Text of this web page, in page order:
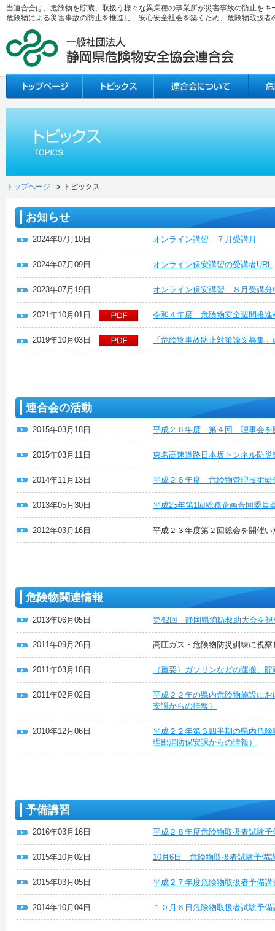
当連合会は、危険物を貯蔵、取扱う様々な異業種の事業所が災害事故の防止を
危険物による災害事故の防止を推進し、安心安全社会を築くため、危険物取扱
トップページ トピックス
お知らせ
2024年07月10日 オンライン講習 ７月受講月
2024年07月09日 オンライン保安講習の受講者URL
2023年07月19日 オンライン保安講習 ８月受講分
2021年10月01日 令和４年度 危険物安全週間推進
2019年10月03日 「危険物事故防止対策論文募集
連合会の活動
2015年03月18日 平成２６年度 第４回 理事会を
2015年03月11日 東名高速道路日本坂トンネル防
2014年11月13日 平成２６年度 危険物管理技術研
2013年05月30日 平成25年第1回総務企画合同委員
2012年03月16日 平成２３年度第２回総会を開催
危険物関連情報
2013年06月05日 第42回 静岡県消防救助大会を視
2011年09月26日 高圧ガス・危険物防災訓練に視察
2011年03月18日 （重要）ガソリンなどの運搬、
2011年02月02日
平成２２年の県内危険物施設に
安課からの情報）
2010年12月06日
平成２２年第３四半期の県内危
理部消防保安課からの情報）
予備講習
2016年03月16日 平成２８年度危険物取扱者試験
2015年10月02日 10月6日 危険物取扱者試験予備
2015年03月05日 平成２７年度危険物取扱者予備
2014年10月04日 １０月６日危険物取扱者試験予